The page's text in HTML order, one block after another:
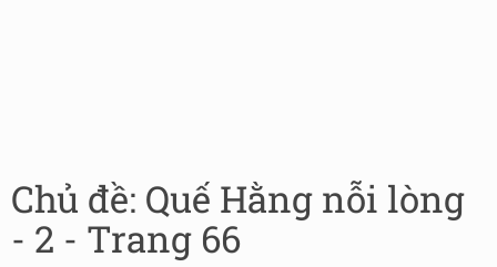
Chủ đề: Quế Hằng nỗi lòng
- 2 - Trang 66